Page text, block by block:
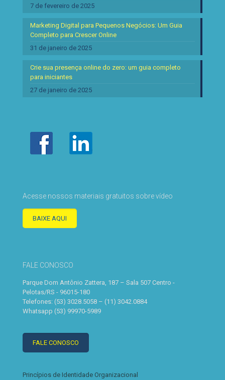
7 de fevereiro de 2025
Marketing Digital para Pequenos Negócios: Um Guia
Completo para Crescer Online
31 de janeiro de 2025
Crie sua presença online do zero: um guia completo
para iniciantes
27 de janeiro de 2025
Acesse nossos materiais gratuitos sobre vídeo
BAIXE AQUI
FALE CONOSCO
Parque Dom Antônio Zattera, 187 – Sala 507 Centro -
Pelotas/RS - 96015-180
Telefones: (53) 3028.5058 – (11) 3042.0884
Whatsapp (53) 99970-5989
FALE CONOSCO
Princípios de Identidade Organizacional